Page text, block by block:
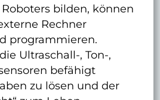
bilden, können
Rechner
programmieren.
Ultraschall-, Ton-,
befähigt
zu lösen und der